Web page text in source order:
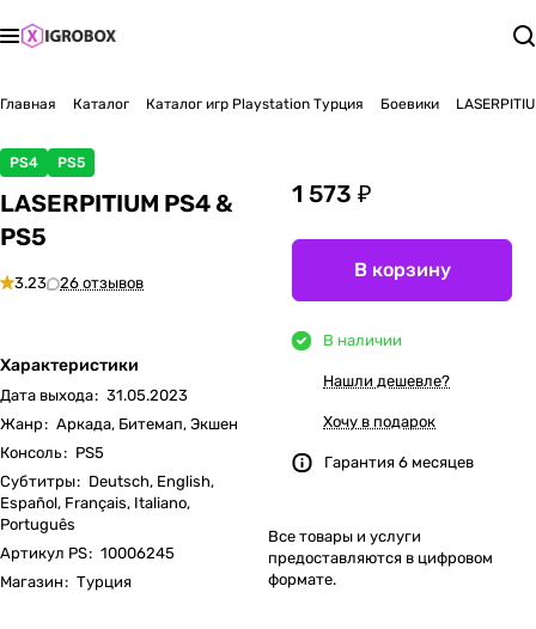
Главная Каталог Каталог игр Playstation Турция Боевики
PS4 PS5
LASERPITIUM PS4 &
PS5
3.23 26 отзывов
Характеристики
Дата выхода: 31.05.2023
Жанр: Аркада, Битемап, Экшен
Консоль: PS5
Субтитры: Deutsch, English,
Español, Français, Italiano,
Português
Артикул PS: 10006245
Магазин: Турция
1 573 ₽
В корзину
В наличии
Нашли дешевле?
Хочу в подарок
Гарантия 6 месяцев
Все товары и услуги
предоставляются в цифровом
формате.